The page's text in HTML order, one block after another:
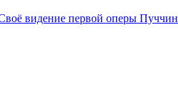
видение первой оперы